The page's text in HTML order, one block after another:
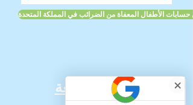
حسابات الأطفال المعفاة من الضرائب في المملكة المتحدة
روابط سريعة: